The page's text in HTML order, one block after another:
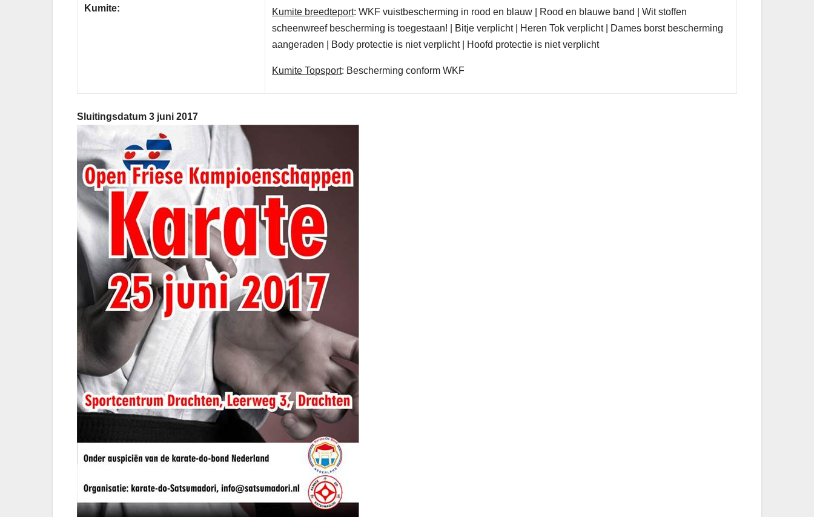
Kumite: Kumite breedteport: WKF vuistbescherming in rood en blauw | Rood en blauwe band | Wit stoffen
scheenwreef bescherming is toegestaan! | Bitje verplicht | Heren Tok verplicht | Dames borst bescherming
aangeraden | Body protectie is niet verplicht | Hoofd protectie is niet verplicht
Kumite Topsport: Bescherming conform WKF
Sluitingsdatum 3 juni 2017